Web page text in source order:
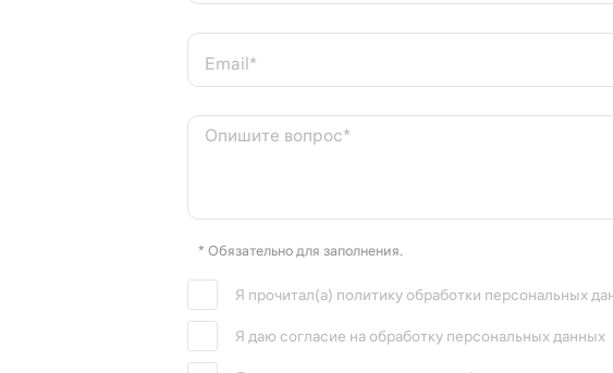
безопасной работы, экономичности и компактности. Модель
года.
Email*
Опишите вопрос*
* Обязательно для заполнения.
Я прочитал(а) политику обработки персональных
Я даю согласие на обработку персональных данных